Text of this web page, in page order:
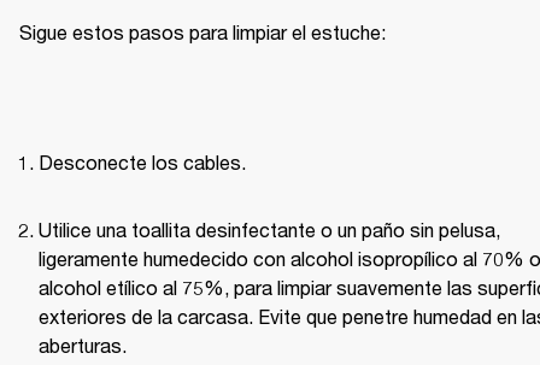
Sigue estos pasos para limpiar el estuche:
Desconecte los cables.
Utilice una toallita desinfectante o un paño sin pelusa,
ligeramente humedecido con alcohol isopropílico al 70% o
alcohol etílico al 75%, para limpiar suavemente las
exteriores de la carcasa. Evite que penetre humedad en
aberturas.